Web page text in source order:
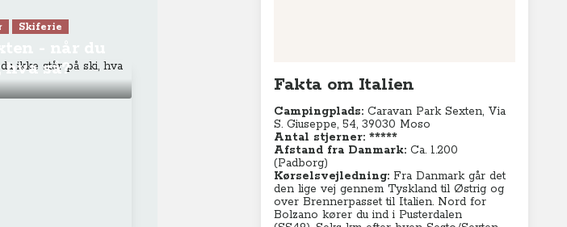
Skiferie
så?
Fakta om Italien
Campingplads: Caravan Park Sexten, Via
S. Giuseppe, 54, 39030 Moso
Antal stjerner: *****
Afstand fra Danmark: Ca. 1.200
(Padborg)
Kørselsvejledning: Fra Danmark går det
den lige vej gennem Tyskland til Østrig og
over Brennerpasset til Italien. Nord for
Bolzano kører du ind i Pusterdalen